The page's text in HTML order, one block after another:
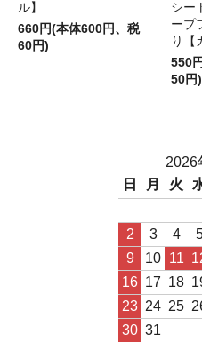
ル】
660円(本体600円、税
60円)
シー
ープ
り【
550
50円)
2026
日
月 火
2
3 4
9
10 11
16 17 18
23 24 25
30 31